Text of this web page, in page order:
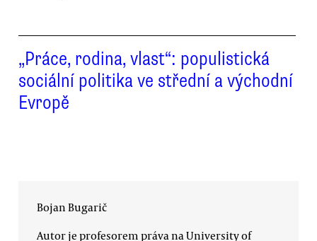
„Práce, rodina, vlast“: populistická
sociální politika ve střední a východní
Evropě
Bojan Bugarič
Autor je profesorem práva na University of